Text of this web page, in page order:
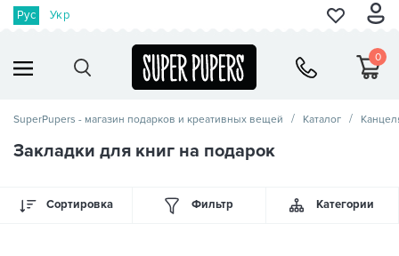
Рус Укр
0
SuperPupers - магазин подарков и креативных вещей Каталог
Закладки для книг на подарок
Сортировка Фильтр Категории